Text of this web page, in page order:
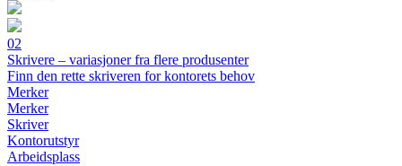
02
Skrivere – variasjoner fra flere produsenter
Finn den rette skriveren for kontorets behov
Merker
Merker
Skriver
Kontorutstyr
Arbeidsplass